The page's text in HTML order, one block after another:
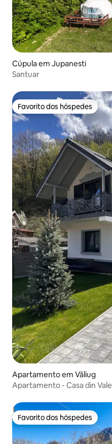
Cúpula em Jupanesti
Santuar
Favorito dos hóspedes
Favorito dos hóspedes
Apartamento em Văliug
Apartamento - Casa din Vale
Favorito dos hóspedes
Favorito dos hóspedes